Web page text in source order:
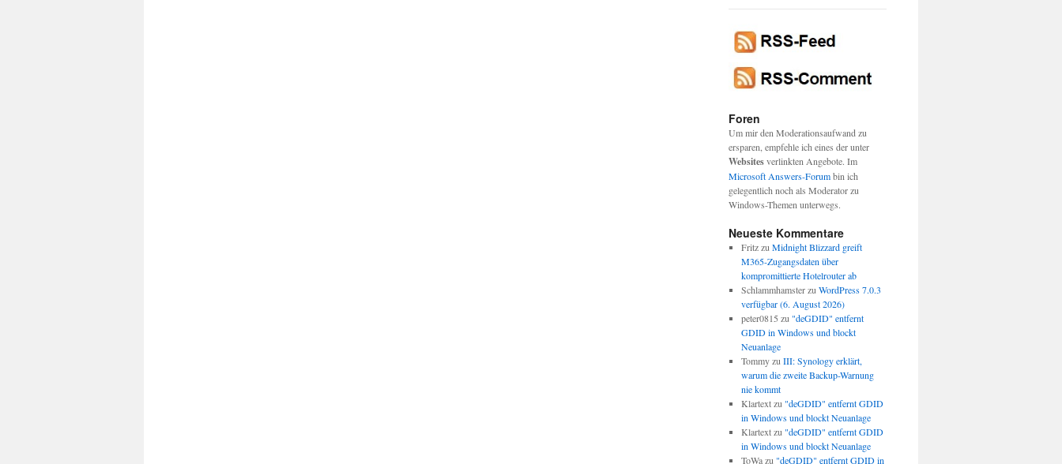
Foren
Um mir den Moderationsaufwand zu
ersparen, empfehle ich eines der unter
Websitesverlinkten Angebote. Im
Microsoft Answers-Forumbin ich
gelegentlich noch als Moderator zu
Windows-Themen unterwegs.
Neueste Kommentare
Fritzzu Midnight Blizzard greift
M365-Zugangsdaten über
kompromittierte Hotelrouter ab
Schlammhamsterzu WordPress 7.0.3
verfügbar (6. August 2026)
peter0815 zu "deGDID" entfernt
GDID in Windows und blockt
Neuanlage
Tommyzu III: Synology erklärt,
warum die zweite Backup-Warnung
nie kommt
Klartextzu "deGDID" entfernt GDID
in Windows und blockt Neuanlage
Klartextzu "deGDID" entfernt GDID
in Windows und blockt Neuanlage
ToWazu "deGDID" entfernt GDID in